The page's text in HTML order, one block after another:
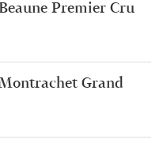
Premier Cru
Grand